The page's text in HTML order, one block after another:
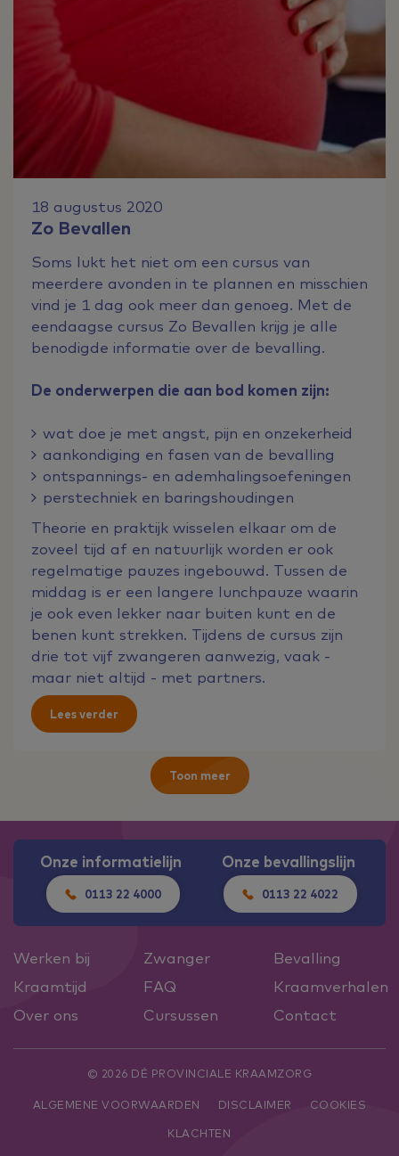
18 augustus 2020
Zo Bevallen
Soms lukt het niet om een cursus van
meerdere avonden in te plannen en misschien
vind je 1 dag ook meer dan genoeg. Met de
eendaagse cursus Zo Bevallen krijg je alle
benodigde informatie over de bevalling.
De onderwerpen die aan bod komen zijn:
wat doe je met angst, pijn en onzekerheid
aankondiging en fasen van de bevalling
ontspannings- en ademhalingsoefeningen
perstechniek en baringshoudingen
Theorie en praktijk wisselen elkaar om de
zoveel tijd af en natuurlijk worden er ook
regelmatige pauzes ingebouwd. Tussen de
middag is er een langere lunchpauze waarin
je ook even lekker naar buiten kunt en de
benen kunt strekken. Tijdens de cursus zijn
drie tot vijf zwangeren aanwezig, vaak -
maar niet altijd - met partners.
Lees verder
Toon meer
Onze informatielijn
0113 22 4000
Onze bevallingslijn
0113 22 4022
Werken bij Zwanger
Bevalling
Kraamtijd
FAQ
Kraamverhalen
Over ons
Cursussen Contact
© 2026 DÉ PROVINCIALE KRAAMZORG
ALGEMENE VOORWAARDEN DISCLAIMER
COOKIES
KLACHTEN